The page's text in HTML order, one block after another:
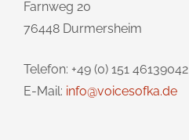
Farnweg 20
76448 Durmersheim
Telefon: +49 (0) 151 46139042
E-Mail: info@voicesofka.de